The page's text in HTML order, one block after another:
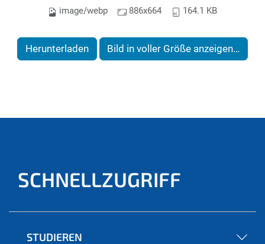
image/webp 886x664 164.1 KB
Herunterladen Bild in voller Größe anzeigen…
SCHNELLZUGRIFF
STUDIEREN